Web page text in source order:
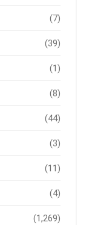
(7)
(39)
(1)
(8)
(44)
(3)
(11)
(4)
(1,269)